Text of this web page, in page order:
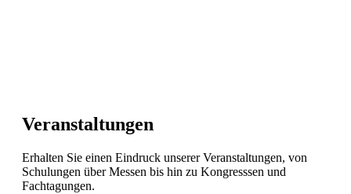
Veranstaltungen
Erhalten Sie einen Eindruck unserer Veranstaltungen, von
Schulungen über Messen bis hin zu Kongresssen und
Fachtagungen.